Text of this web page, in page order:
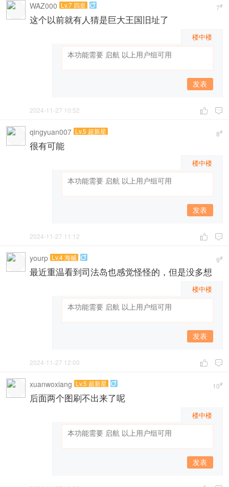
7#
WAZ000 Lv.7 四皇 
这个以前就有人猜是巨大王国旧址了
楼中楼
发表
 
2024-11-27 10:52
8#
qingyuan007 Lv.5 超新星
很有可能
楼中楼
发表
 
2024-11-27 11:12
9#
yourp Lv.4 海贼 
最近重温看到司法岛也感觉怪怪的，但是没多想
楼中楼
发表
 
2024-11-27 12:00
10#
xuanwoxiang Lv.5 超新星 
后面两个图刷不出来了呢
楼中楼
发表